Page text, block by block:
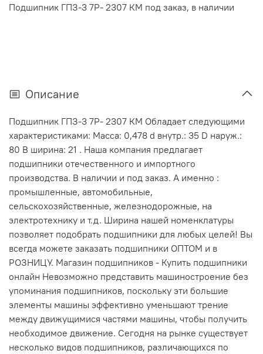
Подшипник ГПЗ-3 7Р- 2307 КМ под заказ, в наличии
Описание
Подшипник ГПЗ-3 7Р- 2307 КМ Обладает следующими
характеристиками: Масса: 0,478 d внутр.: 35 D наруж.:
80 В ширина: 21 . Наша компания предлагает
подшипники отечественного и импортного
производства. В наличии и под заказ. А именно :
промышленные, автомобильные,
сельскохозяйственные, железнодорожные, на
электротехнику и т.д. Ширина нашей номенклатуры
позволяет подобрать подшипники для любых целей! Вы
всегда можете заказать подшипники ОПТОМ и в
РОЗНИЦУ. Магазин подшипников - Купить подшипники
онлайн Невозможно представить машиностроение без
упоминания подшипников, поскольку эти большие
элементы машины эффективно уменьшают трение
между движущимися частями машины, чтобы получить
необходимое движение. Сегодня на рынке существует
несколько видов подшипников, различающихся по